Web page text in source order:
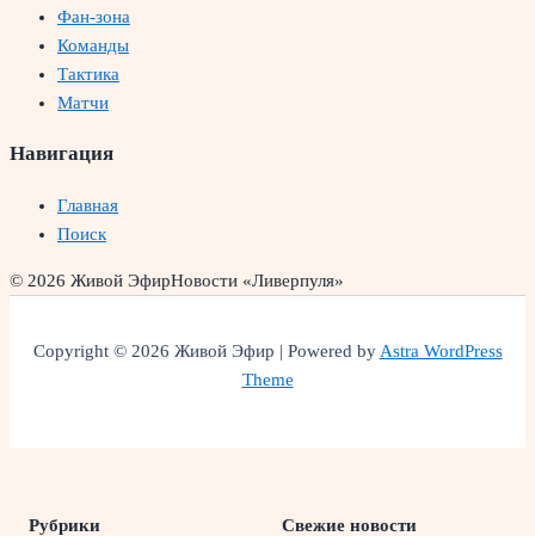
Фан-зона
Команды
Тактика
Матчи
Навигация
Главная
Поиск
© 2026 Живой ЭфирНовости «Ливерпуля»
Copyright © 2026 Живой Эфир | Powered byAstra WordPress
Theme
Рубрики Свежие новости